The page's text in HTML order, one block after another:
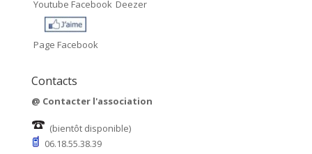
Youtube Facebook Deezer
Page Facebook
Contacts
@ Contacter l'association
(bientôt disponible)
06.18.55.38.39